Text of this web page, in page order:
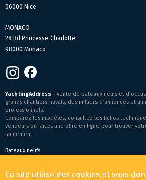
06000 Nice
MONACO
28 Bd Princesse Charlotte
98000 Monaco
YachtingAddress - vente de bateaux neufs et
grands chantiers navals, des milliers d’annonces et
professionnels.
Comparez les modèles, consultez les fiches
vendeurs ou faites une offre en ligne pour trouver
facilement.
Bateaux neufs
© 2026 YachtingAddress.com
Ce site utilise des cookies et vous